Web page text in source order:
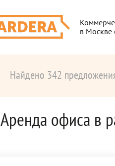
в Москве
Найдено 342
Аренда офиса в